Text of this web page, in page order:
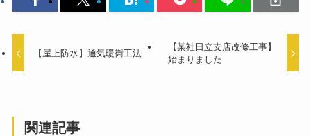
【屋上防水】通気暖衛工法
【某社日立支店改修工事】
始まりました
関連記事